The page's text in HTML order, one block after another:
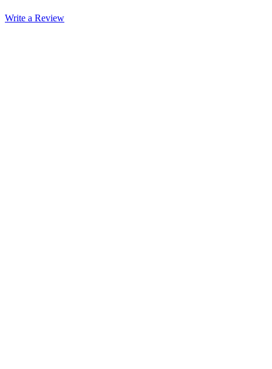
Write a Review